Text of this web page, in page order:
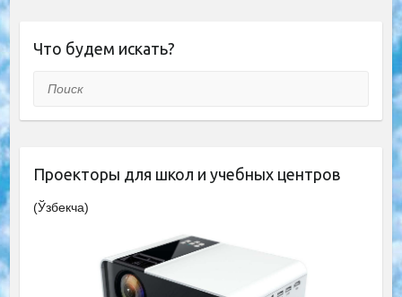
Что будем искать?
Поиск
Проекторы для школ и учебных центров
(Ўзбекча)